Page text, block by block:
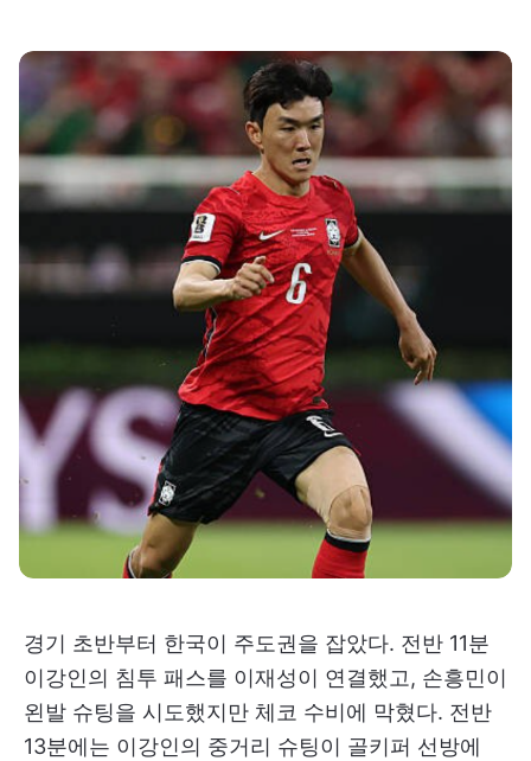
경기 초반부터 한국이 주도권을 잡았다. 전반 11분
이강인의 침투 패스를 이재성이 연결했고, 손흥민이
왼발 슈팅을 시도했지만 체코 수비에 막혔다. 전반
13분에는 이강인의 중거리 슈팅이 골키퍼 선방에